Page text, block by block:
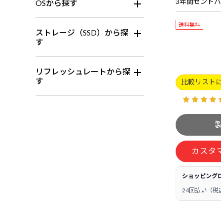
OSから探す
ストレージ（SSD）から探
す
リフレッシュレートから探
す
送料無料
比較リスト
カスタ
ショッピング
24回払い（税